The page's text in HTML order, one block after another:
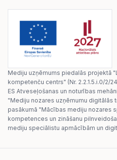
Mediju uzņēmums piedalās projektā
kompetenču centrs" (Nr. 2.2.1.5.i.0/2/
ES Atveseļošanas un noturības
"Mediju nozares uzņēmumu digitālās
pasākumā "Mācības mediju nozares
kompetences un zināšanu
mediju speciālistu apmācībām un